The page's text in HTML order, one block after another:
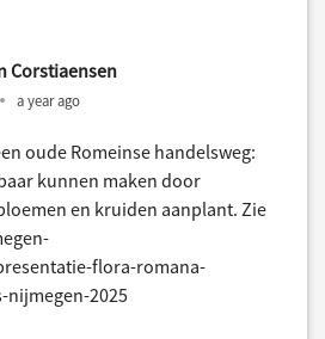
Corstiaensen
a year ago
oude Romeinse handelsweg:
kunnen maken door
en kruiden aanplant. Zie
flora-romana-
2025